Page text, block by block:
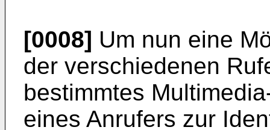
[0008] Um nun eine
der verschiedenen
bestimmtes
eines Anrufers zur